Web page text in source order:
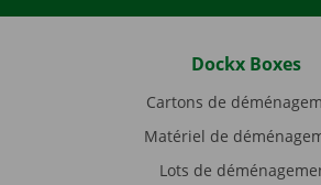
Dockx Boxes
Cartons de
Matériel de
Lots de